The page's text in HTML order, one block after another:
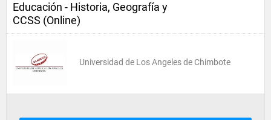
Educación - Historia, Geografía y
CCSS (Online)
Universidad de Los Angeles de Chimbote